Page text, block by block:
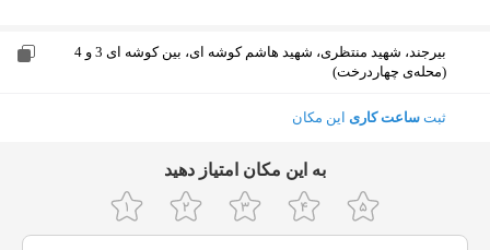
بیرجند، شهید منتظری، شهید هاشم کوشه ای، بین کوشه ای 3 و 4
(محله‌ی چهاردرخت)
ثبت ساعت کاری این مکان
ﺑﻪ اﯾﻦ ﻣﮑﺎن اﻣﺘﯿﺎز دﻫﯿﺪ